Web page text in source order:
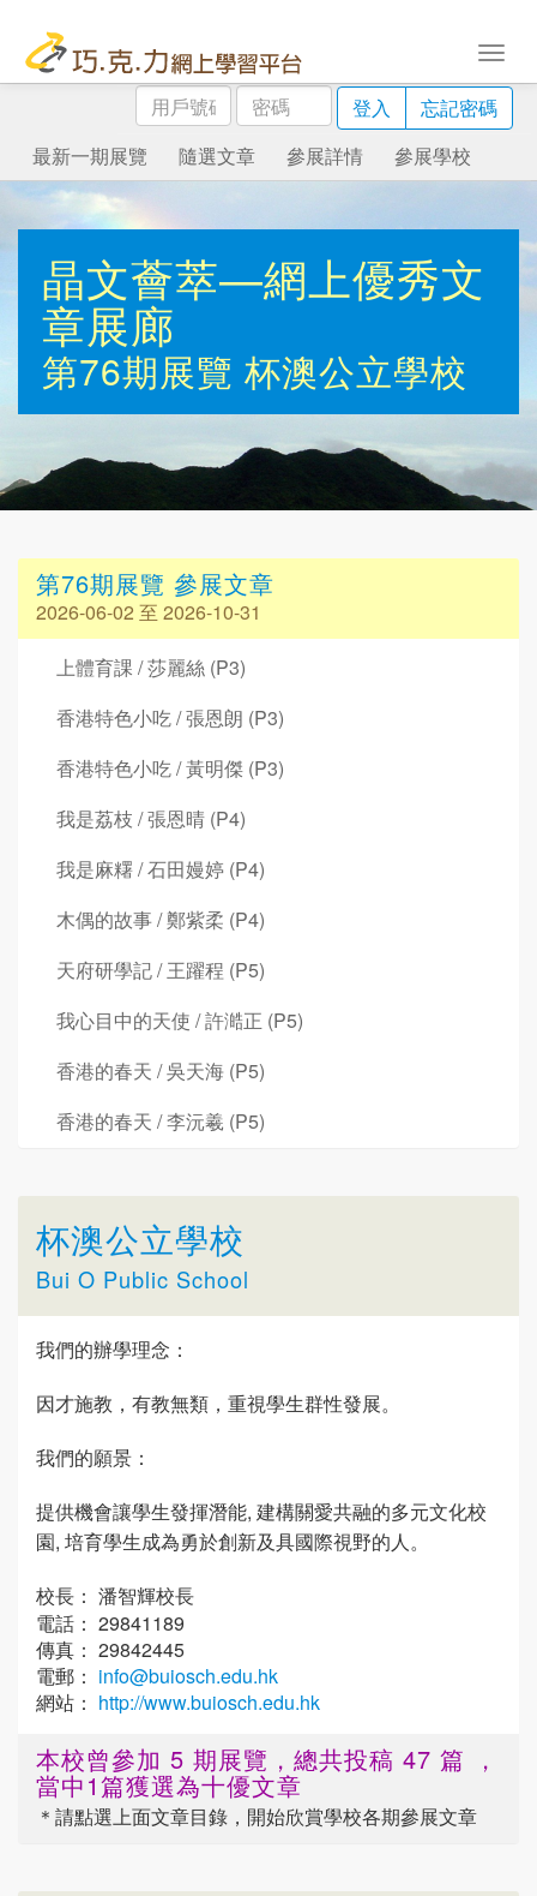
用
戶
號
碼
密
碼
登入
忘記密碼
最新一期展覽
隨選文章 參展詳情 參展學校
晶文薈萃—網上優秀文
章展廊
第76期展覽 杯澳公立學校
第76期展覽 參展文章
2026-06-02 至 2026-10-31
上體育課 / 莎麗絲 (P3)
香港特色小吃 / 張恩朗 (P3)
香港特色小吃 / 黃明傑 (P3)
我是荔枝 / 張恩晴 (P4)
我是麻糬 / 石田嫚婷 (P4)
木偶的故事 / 鄭紫柔 (P4)
天府研學記 / 王躍程 (P5)
我心目中的天使 / 許澔正 (P5)
香港的春天 / 吳天海 (P5)
香港的春天 / 李沅羲 (P5)
杯澳公立學校
Bui O Public School
我們的辦學理念：
因才施教，有教無類，重視學生群性發展。
我們的願景：
提供機會讓學生發揮潛能, 建構關愛共融的多元文化校
園, 培育學生成為勇於創新及具國際視野的人。
校長： 潘智輝校長
電話： 29841189
傳真： 29842445
電郵： info@buiosch.edu.hk
網站： http://www.buiosch.edu.hk
本校曾參加 5 期展覽，總共投稿 47 篇 ，
當中1篇獲選為十優文章
＊請點選上面文章目錄，開始欣賞學校各期參展文章